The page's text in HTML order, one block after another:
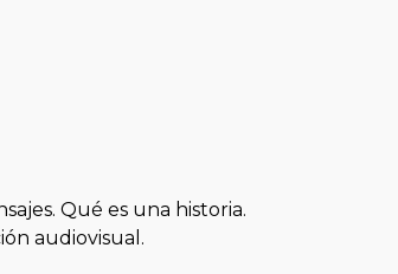
Qué es una historia.
audiovisual.